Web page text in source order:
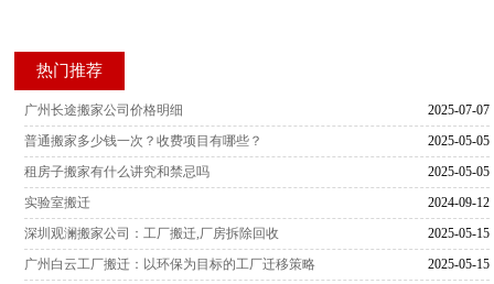
热门推荐
2025-07-07
广州长途搬家公司价格明细
2025-05-05
普通搬家多少钱一次？收费项目有哪些？
2025-05-05
租房子搬家有什么讲究和禁忌吗
2024-09-12
实验室搬迁
2025-05-15
深圳观澜搬家公司：工厂搬迁,厂房拆除回收
2025-05-15
广州白云工厂搬迁：以环保为目标的工厂迁移策略